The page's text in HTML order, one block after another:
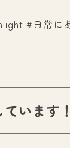
#日常に
います！